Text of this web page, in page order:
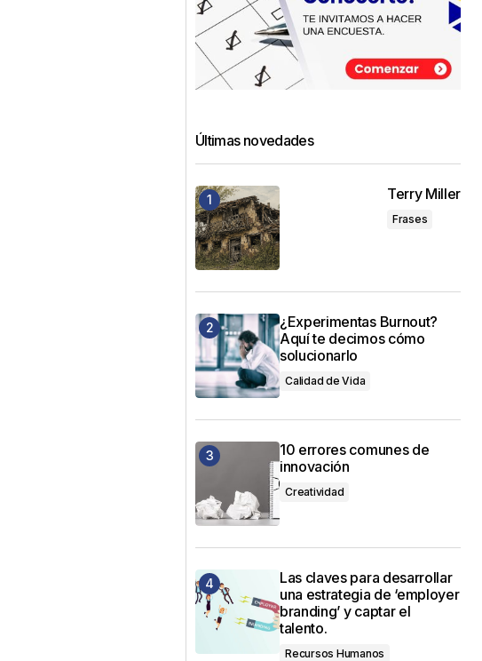
Últimas novedades
Terry Miller
Frases
¿Experimentas Burnout?
Aquí te decimos cómo
solucionarlo
Calidad de Vida
10 errores comunes de
innovación
Creatividad
Las claves para desarrollar
una estrategia de ‘employer
branding’ y captar el
talento.
Recursos Humanos